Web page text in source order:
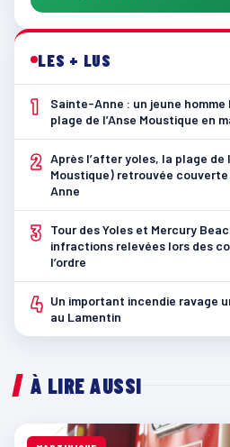
LES + LUS
1
Sainte-Anne : un jeune
plage de l’Anse Moustique en
2 Après l’after yoles, la plage de
Moustique) retrouvée
Anne
3
Tour des Yoles et Mercury
infractions relevées lors des
l’ordre
4 Un important incendie ravage
au Lamentin
À LIRE AUSSI